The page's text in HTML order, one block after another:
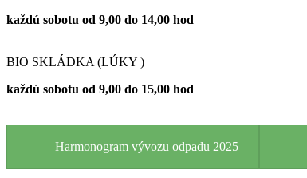
každú sobotu od 9,00 do 14,00 hod
BIO SKLÁDKA (LÚKY )
každú sobotu od 9,00 do 15,00 hod
Harmonogram vývozu odpadu 2025